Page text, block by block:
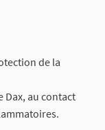
de la
Dax, au contact